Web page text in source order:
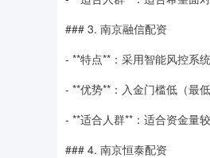
### 3. 南京融信配资
- **特点**：采用智能风控系
- **优势**：入金门槛低（最
- **适合人群**：适合资金量
### 4. 南京恒泰配资